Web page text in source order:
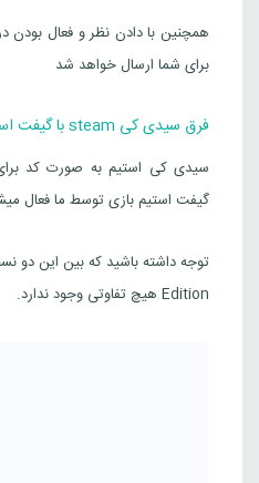
همچنین با دادن نظر و فعال
برای شما ارسال خواهد شد
فرق سیدی کی steam با گیفت استیم در چیست؟
سیدی کی استیم به صورت کد
گیفت استیم بازی توسط ما فعال
Edition هیچ تفاوتی وجود ندارد.